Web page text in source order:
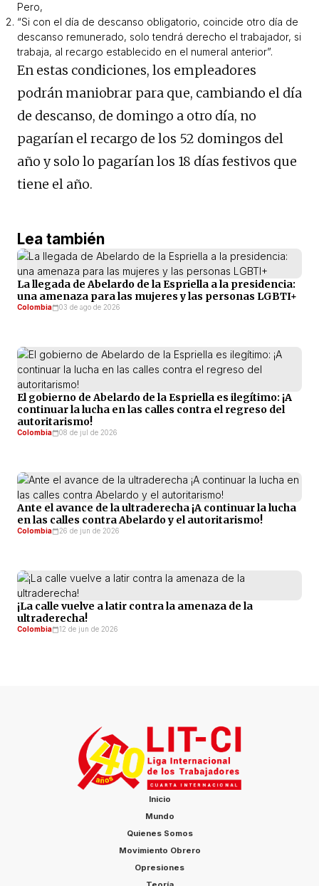
Pero,
“Si con el día de descanso obligatorio, coincide otro día de
descanso remunerado, solo tendrá derecho el trabajador, si
trabaja, al recargo establecido en el numeral anterior”.
En estas condiciones, los empleadores
podrán maniobrar para que, cambiando el día
de descanso, de domingo a otro día, no
pagarían el recargo de los 52 domingos del
año y solo lo pagarían los 18 días festivos que
tiene el año.
Lea también
La llegada de Abelardo de la Espriella a la presidencia:
una amenaza para las mujeres y las personas LGBTI+
Colombia 03 de ago de 2026
El gobierno de Abelardo de la Espriella es ilegítimo: ¡A
continuar la lucha en las calles contra el regreso del
autoritarismo!
Colombia 08 de jul de 2026
Ante el avance de la ultraderecha ¡A continuar la lucha
en las calles contra Abelardo y el autoritarismo!
Colombia 26 de jun de 2026
¡La calle vuelve a latir contra la amenaza de la
ultraderecha!
Colombia 12 de jun de 2026
Inicio
Mundo
Quienes Somos
Movimiento Obrero
Opresiones